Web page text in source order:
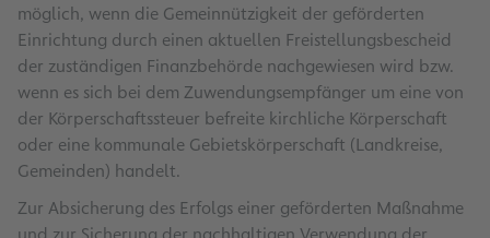
möglich, wenn die Gemeinnützigkeit der geförderten
Einrichtung durch einen aktuellen Freistellungsbescheid
der zuständigen Finanzbehörde nachgewiesen wird bzw.
wenn es sich bei dem Zuwendungsempfänger um eine von
der Körperschaftssteuer befreite kirchliche Körperschaft
oder eine kommunale Gebietskörperschaft (Landkreise,
Gemeinden) handelt.
Zur Absicherung des Erfolgs einer geförderten Maßnahme